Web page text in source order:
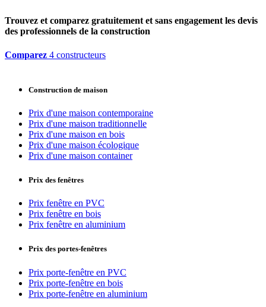
Trouvez et comparez gratuitement et sans engagement les devis
des professionnels de la construction
Comparez 4 constructeurs
Construction de maison
Prix d'une maison contemporaine
Prix d'une maison traditionnelle
Prix d'une maison en bois
Prix d'une maison écologique
Prix d'une maison container
Prix des fenêtres
Prix fenêtre en PVC
Prix fenêtre en bois
Prix fenêtre en aluminium
Prix des portes-fenêtres
Prix porte-fenêtre en PVC
Prix porte-fenêtre en bois
Prix porte-fenêtre en aluminium